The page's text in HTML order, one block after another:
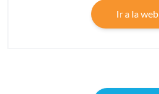
Ir a la web